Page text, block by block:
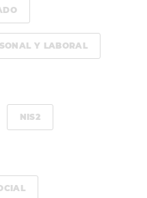
Y LABORAL
NIS2